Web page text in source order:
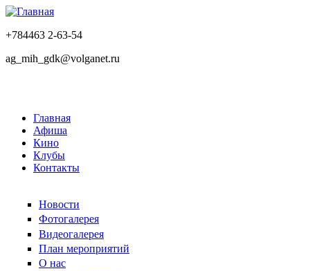
+784463 2-63-54
ag_mih_gdk@volganet.ru
Главная
Афиша
Кино
Клубы
Контакты
Новости
Фотогалерея
Видеогалерея
План мероприятий
О нас